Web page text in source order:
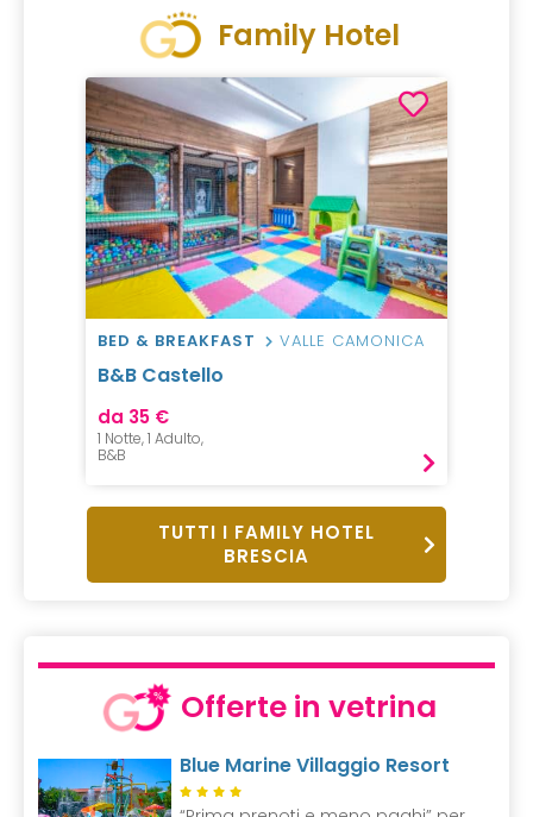
Family Hotel
BED & BREAKFAST VALLE CAMONICA
B&B Castello
da 35 €
1 Notte, 1 Adulto,
B&B
TUTTI I FAMILY HOTEL
BRESCIA
Offerte in vetrina
Blue Marine Villaggio Resort